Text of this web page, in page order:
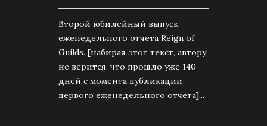
Второй юбилейный выпуск
еженедельного отчета Reign of
Guilds. [набирая этот текст, автору
не верится, что прошло уже 140
дней с момента публикации
первого еженедельного отчета]...